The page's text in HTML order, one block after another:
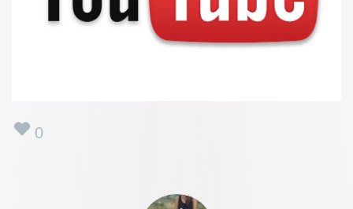
0